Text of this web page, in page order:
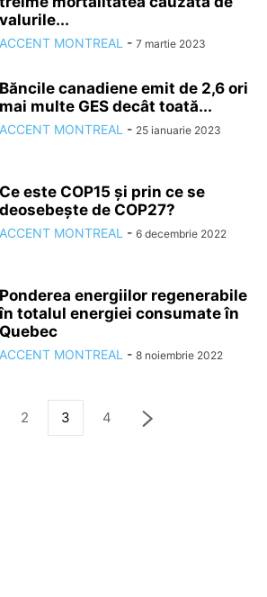
valurile...
ACCENT MONTREAL - 7 martie 2023
Băncile canadiene emit de 2,6 ori
mai multe GES decât toată...
ACCENT MONTREAL - 25 ianuarie 2023
Ce este COP15 și prin ce se
deosebește de COP27?
ACCENT MONTREAL - 6 decembrie 2022
Ponderea energiilor regenerabile
în totalul energiei consumate în
Quebec
ACCENT MONTREAL - 8 noiembrie 2022
2 3 4